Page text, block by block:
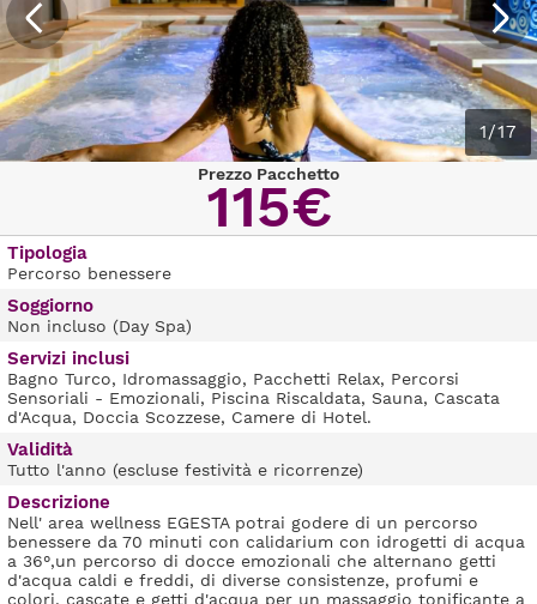
1/17
Prezzo Pacchetto
115€
Tipologia
Percorso benessere
Soggiorno
Non incluso (Day Spa)
Servizi inclusi
Bagno Turco, Idromassaggio, Pacchetti Relax, Percorsi
Sensoriali - Emozionali, Piscina Riscaldata, Sauna, Cascata
d'Acqua, Doccia Scozzese, Camere di Hotel.
Validità
Tutto l'anno (escluse festività e ricorrenze)
Descrizione
Nell' area wellness EGESTA potrai godere di un percorso
benessere da 70 minuti con calidarium con idrogetti di acqua
a 36°,un percorso di docce emozionali che alternano getti
d'acqua caldi e freddi, di diverse consistenze, profumi e
colori, cascate e getti d'acqua per un massaggio tonificante a